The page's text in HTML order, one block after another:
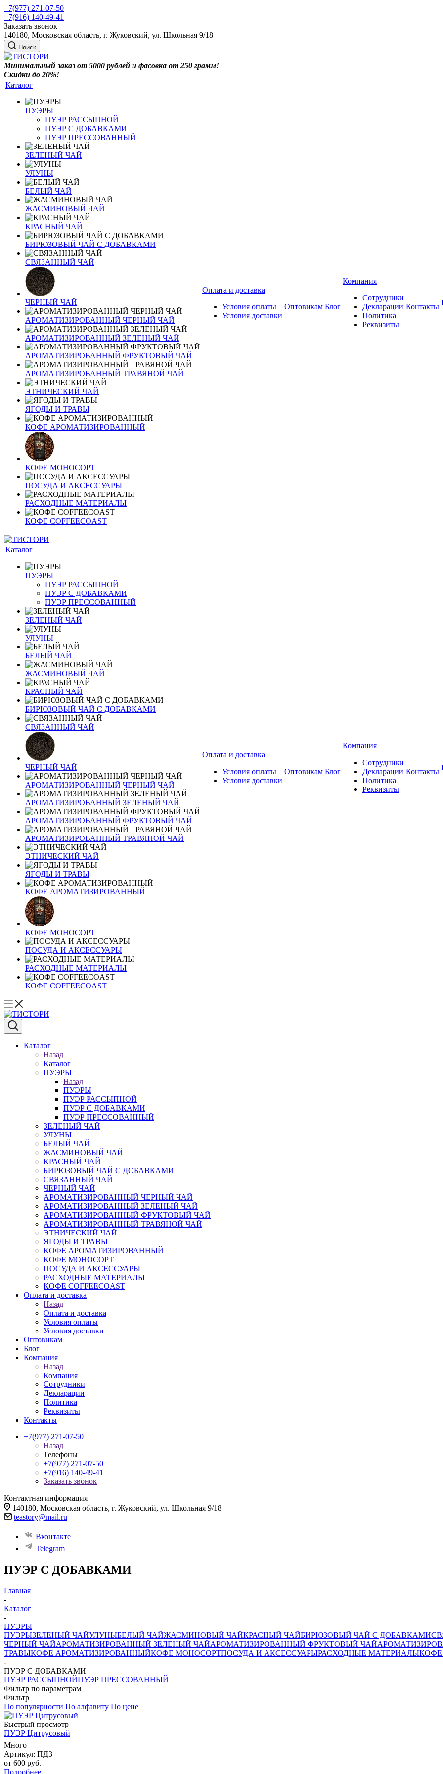
+7(977) 271-07-50
+7(916) 140-49-41
Заказать звонок
140180, Московская область, г. Жуковский, ул. Школьная 9/18
Поиск
Минимальный заказ от 5000 рублей и фасовка от 250 грамм!
Скидки до 20%!
Каталог
ПУЭРЫ
ПУЭР РАССЫПНОЙ
ПУЭР С ДОБАВКАМИ
ПУЭР ПРЕССОВАННЫЙ
ЗЕЛЕНЫЙ ЧАЙ
УЛУНЫ
БЕЛЫЙ ЧАЙ
ЖАСМИНОВЫЙ ЧАЙ
КРАСНЫЙ ЧАЙ
БИРЮЗОВЫЙ ЧАЙ С ДОБАВКАМИ
СВЯЗАННЫЙ ЧАЙ
ЧЕРНЫЙ ЧАЙ
АРОМАТИЗИРОВАННЫЙ ЧЕРНЫЙ ЧАЙ
АРОМАТИЗИРОВАННЫЙ ЗЕЛЕНЫЙ ЧАЙ
АРОМАТИЗИРОВАННЫЙ ФРУКТОВЫЙ ЧАЙ
АРОМАТИЗИРОВАННЫЙ ТРАВЯНОЙ ЧАЙ
ЭТНИЧЕСКИЙ ЧАЙ
ЯГОДЫ И ТРАВЫ
КОФЕ АРОМАТИЗИРОВАННЫЙ
КОФЕ МОНОСОРТ
ПОСУДА И АКСЕССУАРЫ
РАСХОДНЫЕ МАТЕРИАЛЫ
КОФЕ COFFEECOAST
Оплата и доставка
Условия оплаты
Условия доставки
Оптовикам Блог
Компания
Сотрудники
Декларации
Политика
Реквизиты
Контакты
Каталог
ПУЭРЫ
ПУЭР РАССЫПНОЙ
ПУЭР С ДОБАВКАМИ
ПУЭР ПРЕССОВАННЫЙ
ЗЕЛЕНЫЙ ЧАЙ
УЛУНЫ
БЕЛЫЙ ЧАЙ
ЖАСМИНОВЫЙ ЧАЙ
КРАСНЫЙ ЧАЙ
БИРЮЗОВЫЙ ЧАЙ С ДОБАВКАМИ
СВЯЗАННЫЙ ЧАЙ
ЧЕРНЫЙ ЧАЙ
АРОМАТИЗИРОВАННЫЙ ЧЕРНЫЙ ЧАЙ
АРОМАТИЗИРОВАННЫЙ ЗЕЛЕНЫЙ ЧАЙ
АРОМАТИЗИРОВАННЫЙ ФРУКТОВЫЙ ЧАЙ
АРОМАТИЗИРОВАННЫЙ ТРАВЯНОЙ ЧАЙ
ЭТНИЧЕСКИЙ ЧАЙ
ЯГОДЫ И ТРАВЫ
КОФЕ АРОМАТИЗИРОВАННЫЙ
КОФЕ МОНОСОРТ
ПОСУДА И АКСЕССУАРЫ
РАСХОДНЫЕ МАТЕРИАЛЫ
КОФЕ COFFEECOAST
Оплата и доставка
Условия оплаты
Условия доставки
Оптовикам Блог
Компания
Сотрудники
Декларации
Политика
Реквизиты
Контакты
Каталог
Назад
Каталог
ПУЭРЫ
Назад
ПУЭРЫ
ПУЭР РАССЫПНОЙ
ПУЭР С ДОБАВКАМИ
ПУЭР ПРЕССОВАННЫЙ
ЗЕЛЕНЫЙ ЧАЙ
УЛУНЫ
БЕЛЫЙ ЧАЙ
ЖАСМИНОВЫЙ ЧАЙ
КРАСНЫЙ ЧАЙ
БИРЮЗОВЫЙ ЧАЙ С ДОБАВКАМИ
СВЯЗАННЫЙ ЧАЙ
ЧЕРНЫЙ ЧАЙ
АРОМАТИЗИРОВАННЫЙ ЧЕРНЫЙ ЧАЙ
АРОМАТИЗИРОВАННЫЙ ЗЕЛЕНЫЙ ЧАЙ
АРОМАТИЗИРОВАННЫЙ ФРУКТОВЫЙ ЧАЙ
АРОМАТИЗИРОВАННЫЙ ТРАВЯНОЙ ЧАЙ
ЭТНИЧЕСКИЙ ЧАЙ
ЯГОДЫ И ТРАВЫ
КОФЕ АРОМАТИЗИРОВАННЫЙ
КОФЕ МОНОСОРТ
ПОСУДА И АКСЕССУАРЫ
РАСХОДНЫЕ МАТЕРИАЛЫ
КОФЕ COFFEECOAST
Оплата и доставка
Назад
Оплата и доставка
Условия оплаты
Условия доставки
Оптовикам
Блог
Компания
Назад
Компания
Сотрудники
Декларации
Политика
Реквизиты
Контакты
+7(977) 271-07-50
Назад
Телефоны
+7(977) 271-07-50
+7(916) 140-49-41
Заказать звонок
Контактная информация
140180, Московская область, г. Жуковский, ул. Школьная 9/18
teastory@mail.ru
Вконтакте
Telegram
ПУЭР С ДОБАВКАМИ
Главная
-
Каталог
-
ПУЭРЫ
ПУЭРЫЗЕЛЕНЫЙ ЧАЙУЛУНЫБЕЛЫЙ ЧАЙЖАСМИНОВЫЙ ЧАЙКРАСНЫЙ ЧАЙБИРЮЗОВЫЙ ЧАЙ С ДОБАВКАМИ
ЧЕРНЫЙ ЧАЙАРОМАТИЗИРОВАННЫЙ ЗЕЛЕНЫЙ ЧАЙАРОМАТИЗИРОВАННЫЙ ФРУКТОВЫЙ ЧАЙ
ТРАВЫКОФЕ АРОМАТИЗИРОВАННЫЙКОФЕ МОНОСОРТПОСУДА И АКСЕССУАРЫРАСХОДНЫЕ МАТЕРИАЛЫКОФЕ
-
ПУЭР С ДОБАВКАМИ
ПУЭР РАССЫПНОЙПУЭР ПРЕССОВАННЫЙ
Фильтр по параметрам
Фильтр
По популярности По алфавиту По цене
Быстрый просмотр
ПУЭР Цитрусовый
Много
Артикул: ПД3
от 600 руб.
Подробнее